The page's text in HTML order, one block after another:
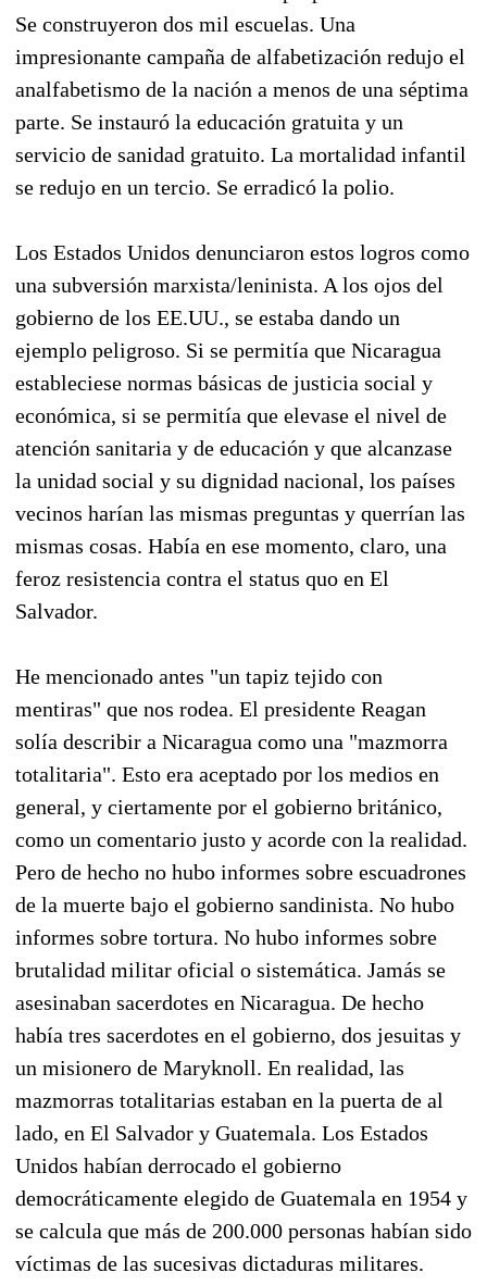
Se construyeron dos mil escuelas. Una
impresionante campaña de alfabetización redujo el
analfabetismo de la nación a menos de una séptima
parte. Se instauró la educación gratuita y un
servicio de sanidad gratuito. La mortalidad infantil
se redujo en un tercio. Se erradicó la polio.
Los Estados Unidos denunciaron estos logros como
una subversión marxista/leninista. A los ojos del
gobierno de los EE.UU., se estaba dando un
ejemplo peligroso. Si se permitía que Nicaragua
estableciese normas básicas de justicia social y
económica, si se permitía que elevase el nivel de
atención sanitaria y de educación y que alcanzase
la unidad social y su dignidad nacional, los países
vecinos harían las mismas preguntas y querrían las
mismas cosas. Había en ese momento, claro, una
feroz resistencia contra el status quo en El
Salvador.
He mencionado antes "un tapiz tejido con
mentiras" que nos rodea. El presidente Reagan
solía describir a Nicaragua como una "mazmorra
totalitaria". Esto era aceptado por los medios en
general, y ciertamente por el gobierno británico,
como un comentario justo y acorde con la realidad.
Pero de hecho no hubo informes sobre escuadrones
de la muerte bajo el gobierno sandinista. No hubo
informes sobre tortura. No hubo informes sobre
brutalidad militar oficial o sistemática. Jamás se
asesinaban sacerdotes en Nicaragua. De hecho
había tres sacerdotes en el gobierno, dos jesuitas y
un misionero de Maryknoll. En realidad, las
mazmorras totalitarias estaban en la puerta de al
lado, en El Salvador y Guatemala. Los Estados
Unidos habían derrocado el gobierno
democráticamente elegido de Guatemala en 1954 y
se calcula que más de 200.000 personas habían sido
víctimas de las sucesivas dictaduras militares.